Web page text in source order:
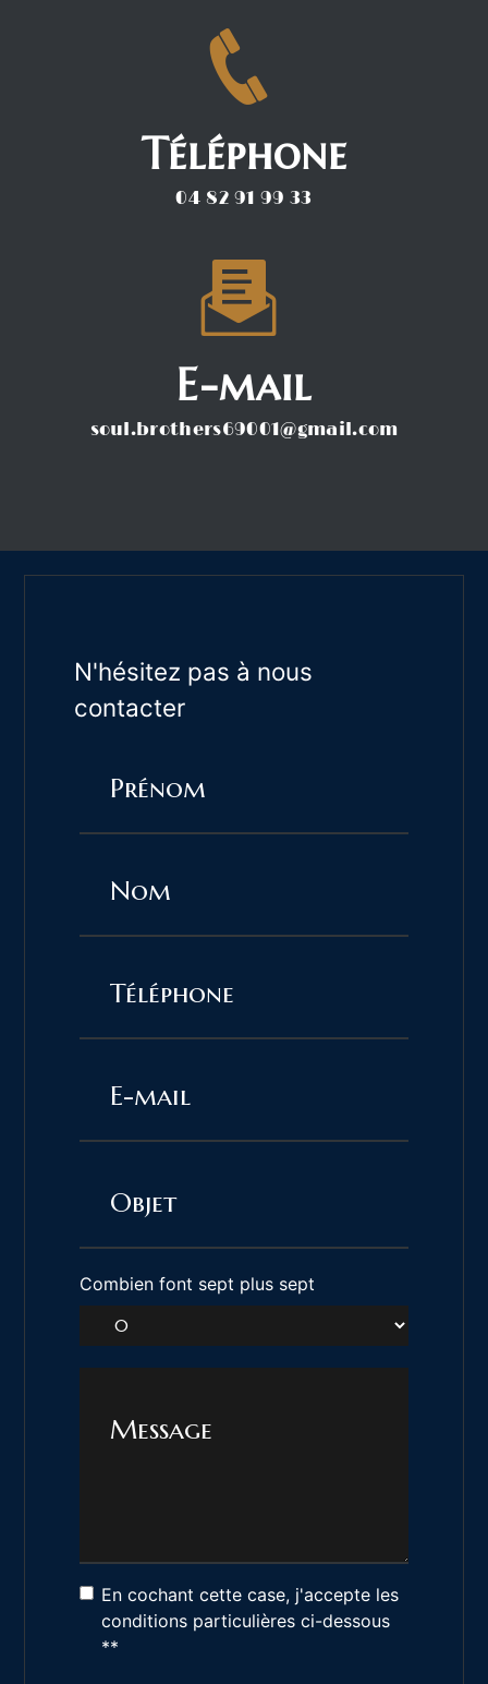
Téléphone
04 82 91 99 33
E-mail
soul.brothers69001@gmail.com
N'hésitez pas à nous
contacter
Combien font sept plus sept
En cochant cette case, j'accepte les
conditions particulières ci-dessous
**